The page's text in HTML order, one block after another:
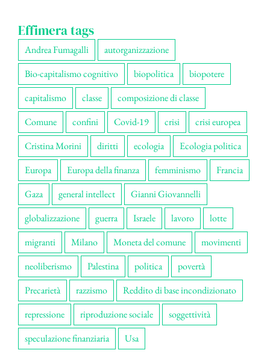
Effimera tags
Andrea Fumagalli
autorganizzazione
Bio-capitalismo cognitivo
biopolitica
biopotere
capitalismo
classe
composizione di classe
Comune
confini Covid-19 crisi
crisi europea
Cristina Morini
diritti ecologia
Ecologia politica
Europa
Europa della finanza femminismo
Francia
Gaza
general intellect
Gianni Giovannelli
globalizzazione
guerra Israele lavoro
lotte
migranti
Milano Moneta del comune
movimenti
neoliberismo
Palestina politica
povertà
Precarietà
razzismo
Reddito di base incondizionato
repressione
riproduzione sociale
soggettività
speculazione finanziaria
Usa